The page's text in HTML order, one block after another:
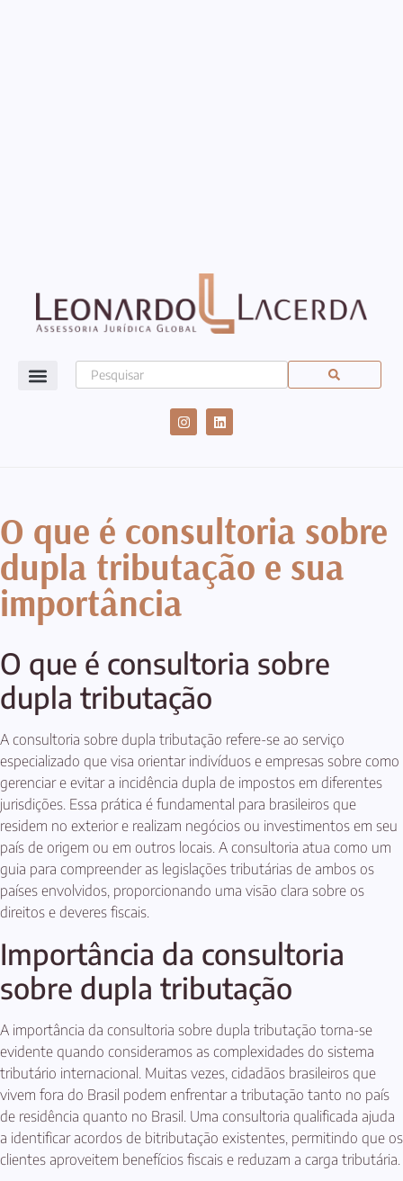
O que é consultoria sobre
dupla tributação e sua
importância
O que é consultoria sobre
dupla tributação
A consultoria sobre dupla tributação refere-se ao serviço
especializado que visa orientar indivíduos e empresas sobre como
gerenciar e evitar a incidência dupla de impostos em diferentes
jurisdições. Essa prática é fundamental para brasileiros que
residem no exterior e realizam negócios ou investimentos em seu
país de origem ou em outros locais. A consultoria atua como um
guia para compreender as legislações tributárias de ambos os
países envolvidos, proporcionando uma visão clara sobre os
direitos e deveres fiscais.
Importância da consultoria
sobre dupla tributação
A importância da consultoria sobre dupla tributação torna-se
evidente quando consideramos as complexidades do sistema
tributário internacional. Muitas vezes, cidadãos brasileiros que
vivem fora do Brasil podem enfrentar a tributação tanto no país
de residência quanto no Brasil. Uma consultoria qualificada ajuda
a identificar acordos de bitributação existentes, permitindo que os
clientes aproveitem benefícios fiscais e reduzam a carga tributária.